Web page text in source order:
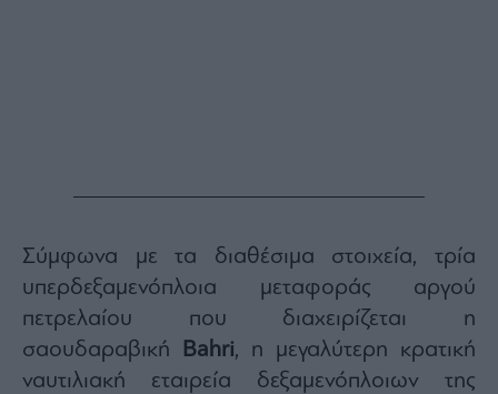
στο
Newsletter
mononews.gr
Σύμφωνα με τα διαθέσιμα στοιχεία, τρία
υπερδεξαμενόπλοια μεταφοράς αργού
πετρελαίου που διαχειρίζεται η
σαουδαραβική
Bahri, η μεγαλύτερη κρατική
ναυτιλιακή εταιρεία δεξαμενόπλοιων της